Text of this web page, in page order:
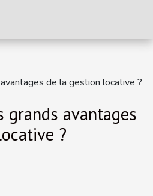
de la gestion locative ?
grands avantages
?